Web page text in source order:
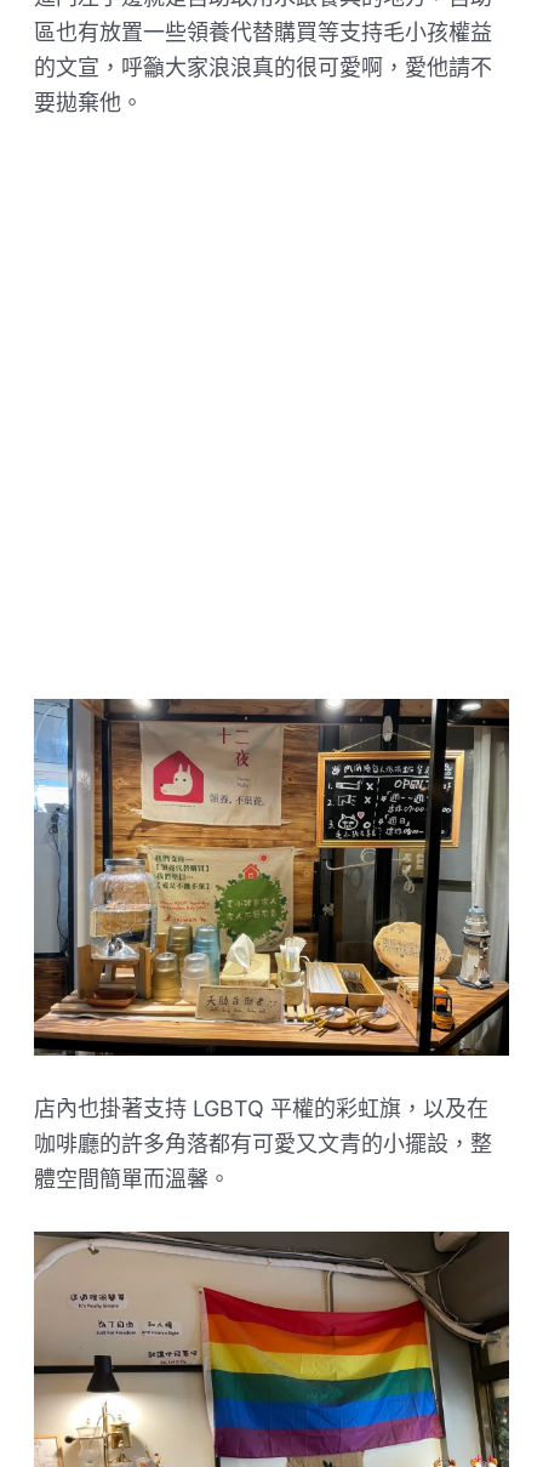
區也有放置一些領養代替購買等支持毛小孩權益
的文宣，呼籲大家浪浪真的很可愛啊，愛他請不
要拋棄他。
店內也掛著支持 LGBTQ 平權的彩虹旗，以及在
咖啡廳的許多角落都有可愛又文青的小擺設，整
體空間簡單而溫馨。